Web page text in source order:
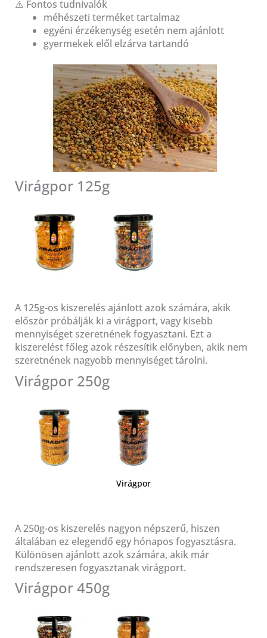
⚠️ Fontos tudnivalók
méhészeti terméket tartalmaz
egyéni érzékenység esetén nem ajánlott
gyermekek elől elzárva tartandó
Virágpor 125g
A 125g-os kiszerelés ajánlott azok számára, akik
először próbálják ki a virágport, vagy kisebb
mennyiséget szeretnének fogyasztani. Ezt a
kiszerelést főleg azok részesítik előnyben, akik nem
szeretnének nagyobb mennyiséget tárolni.
Virágpor 250g
Virágpor
A 250g-os kiszerelés nagyon népszerű, hiszen
általában ez elegendő egy hónapos fogyasztásra.
Különösen ajánlott azok számára, akik már
rendszeresen fogyasztanak virágport.
Virágpor 450g